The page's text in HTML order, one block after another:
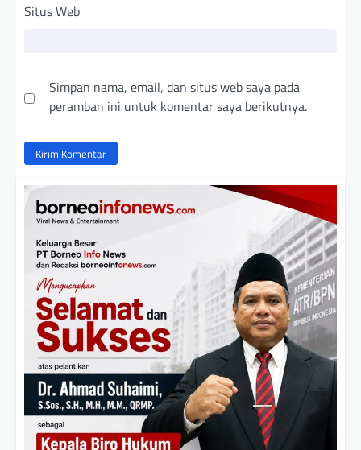
Situs Web
Simpan nama, email, dan situs web saya pada
peramban ini untuk komentar saya berikutnya.